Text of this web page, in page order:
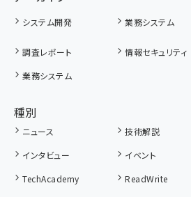
システム開発 業務システム
調査レポート
情報セキュリティ
業務システム
種別
ニュース 技術解説
インタビュー
イベント
TechAcademy
ReadWrite